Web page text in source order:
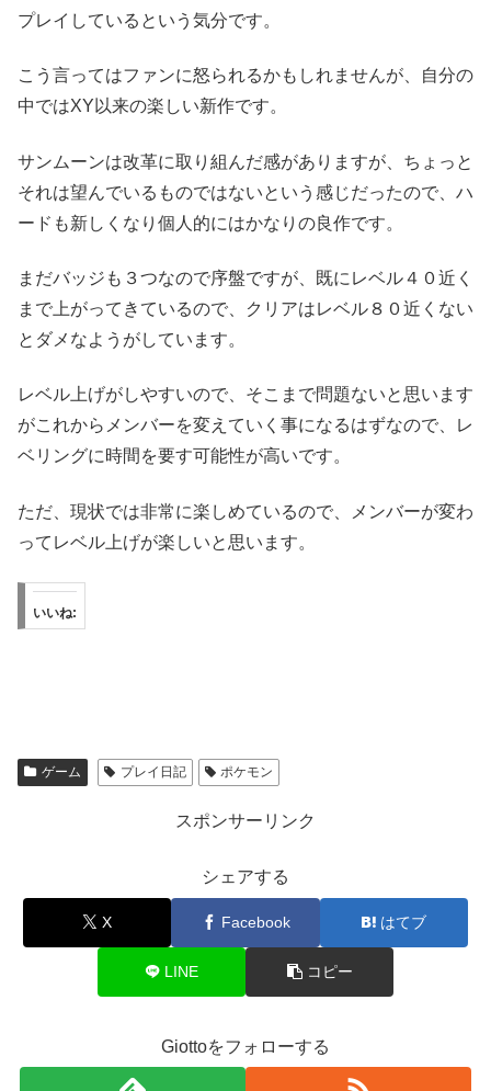
プレイしているという気分です。
こう言ってはファンに怒られるかもしれませんが、自分の
中ではXY以来の楽しい新作です。
サンムーンは改革に取り組んだ感がありますが、ちょっと
それは望んでいるものではないという感じだったので、ハ
ードも新しくなり個人的にはかなりの良作です。
まだバッジも３つなので序盤ですが、既にレベル４０近く
まで上がってきているので、クリアはレベル８０近くない
とダメなようがしています。
レベル上げがしやすいので、そこまで問題ないと思います
がこれからメンバーを変えていく事になるはずなので、レ
ベリングに時間を要す可能性が高いです。
ただ、現状では非常に楽しめているので、メンバーが変わ
ってレベル上げが楽しいと思います。
いいね:
ゲーム プレイ日記 ポケモン
スポンサーリンク
シェアする
X Facebook はてブ
LINE コピー
Giottoをフォローする